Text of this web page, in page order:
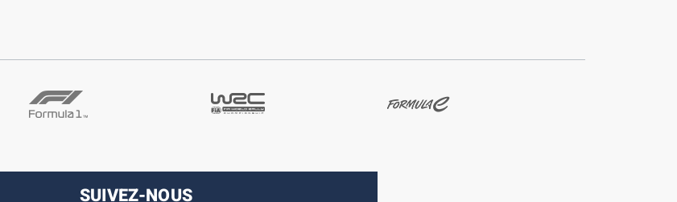
SUIVEZ-NOUS